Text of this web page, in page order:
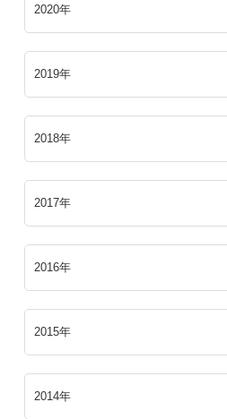
2020年
2019年
2018年
2017年
2016年
2015年
2014年